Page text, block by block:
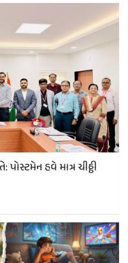
પોસ્ટમેન હવે માત્ર ચીઠ્ઠી